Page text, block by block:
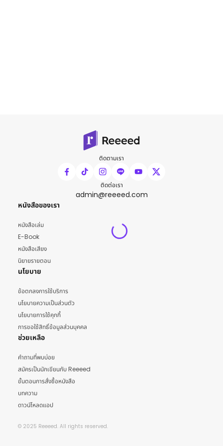
ติดตามเรา
ติดต่อเรา
admin@reeeed.com
หนังสือของเรา
หนังสือเล่ม
E-Book
หนังสือเสียง
นิยายรายตอน
นโยบาย
ข้อตกลงการใช้บริการ
นโยบายความเป็นส่วนตัว
นโยบายการใช้คุกกี้
การขอใช้สิทธิ์ข้อมูลส่วนบุคคล
ช่วยเหลือ
คำถามที่พบบ่อย
สมัครเป็นนักเขียนกับ Reeeed
ขั้นตอนการสั่งซื้อหนังสือ
บทความ
ดาวน์โหลดแอป
© 2025 Reeeed. All rights reserved.